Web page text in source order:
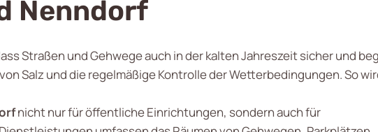
Nenndorf
Straßen und Gehwege auch in der kalten Jahreszeit sicher und
Salz und die regelmäßige Kontrolle der Wetterbedingungen. So
nicht nur für öffentliche Einrichtungen, sondern auch für